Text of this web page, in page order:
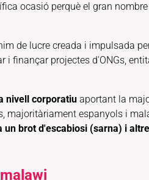
ocasió perquè el gran
de lucre creada i impulsada
projectes d'ONGs,
nivell corporatiu aportant la
majoritàriament espanyols i
un brot d'escabiosi (sarna) i